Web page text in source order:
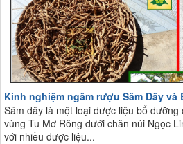
Kinh nghiệm ngâm rượu Sâm Dây và
Sâm dây là một loại dược liệu bổ
vùng Tu Mơ Rông dưới chân núi Ngọc
với nhiều dược liệu...